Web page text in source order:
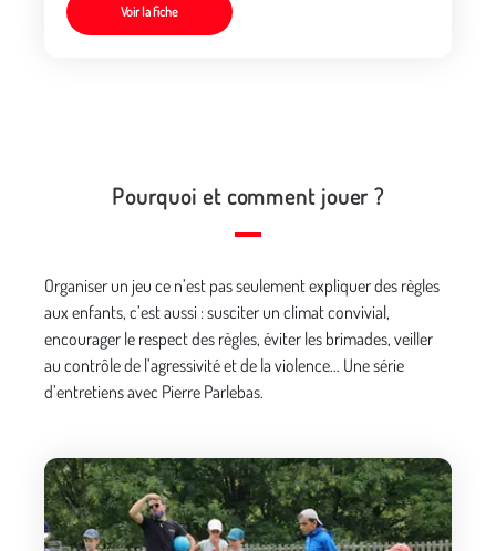
Voir la fiche
Pourquoi et comment jouer ?
Organiser un jeu ce n’est pas seulement expliquer des règles
aux enfants, c’est aussi : susciter un climat convivial,
encourager le respect des règles, éviter les brimades, veiller
au contrôle de l’agressivité et de la violence… Une série
d’entretiens avec Pierre Parlebas.